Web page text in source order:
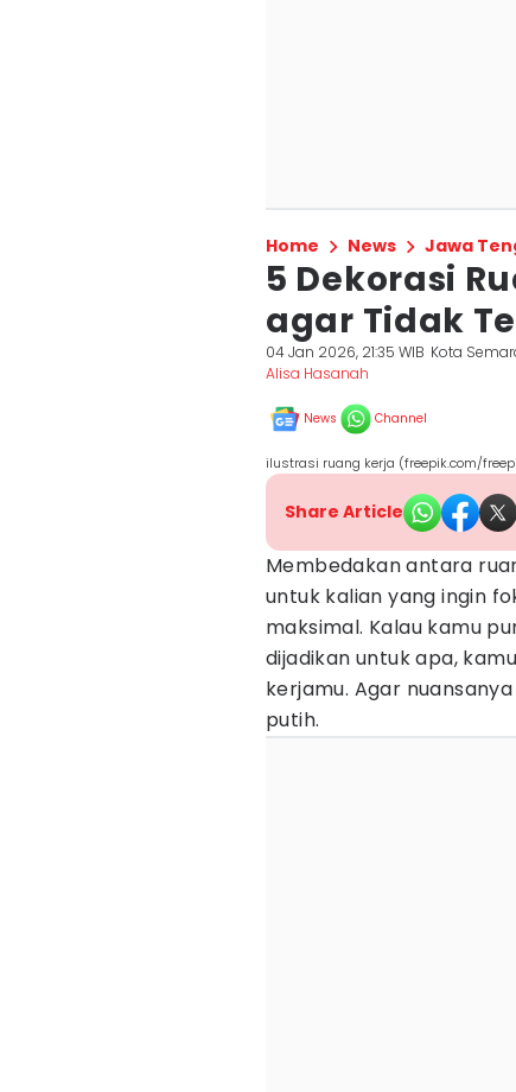
Home News Jawa
5 Dekorasi
agar Tidak
04 Jan 2026, 21:35 WIB Kota
Alisa Hasanah
News Channel
ilustrasi ruang kerja (freepik.com/
Share Article
Membedakan antara
untuk kalian yang ingin
maksimal. Kalau kamu
dijadikan untuk apa,
kerjamu. Agar
putih.